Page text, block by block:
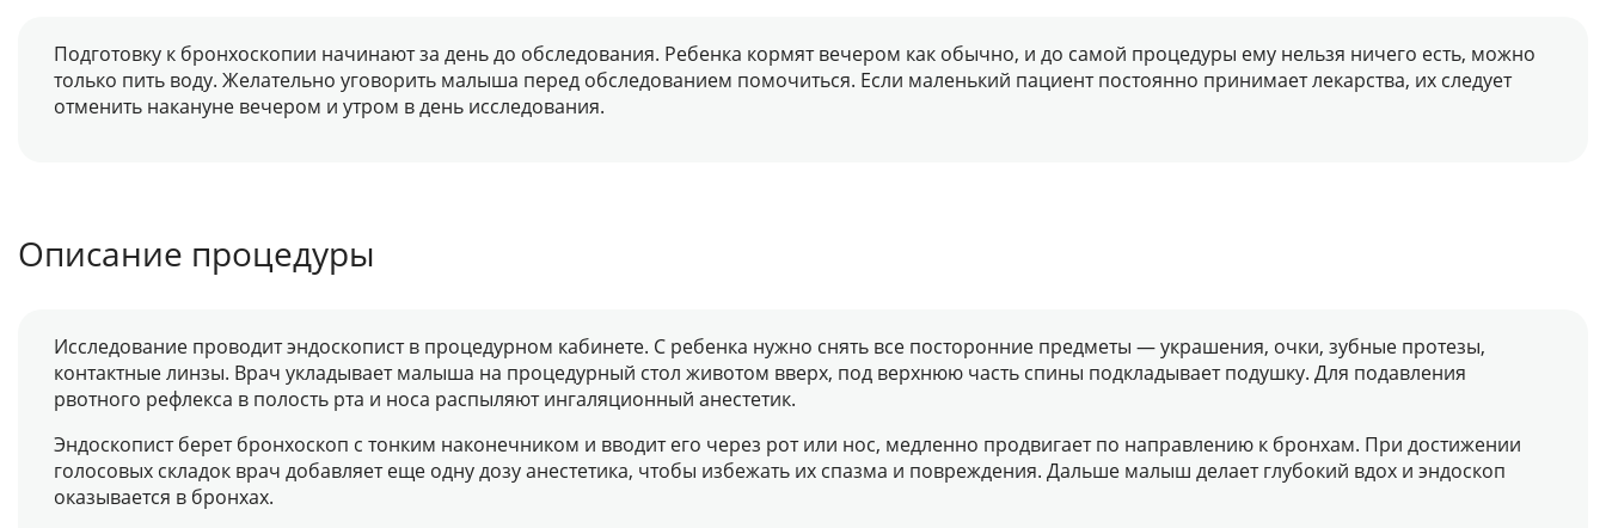
Подготовку к бронхоскопии начинают за день до обследования. Ребенка кормят вечером как обычно, и до самой процедуры ему нельзя ничего есть, можно
только пить воду. Желательно уговорить малыша перед обследованием помочиться. Если маленький пациент постоянно принимает лекарства, их следует
отменить накануне вечером и утром в день исследования.
Описание процедуры
Исследование проводит эндоскопист в процедурном кабинете. С ребенка нужно снять все посторонние предметы — украшения, очки, зубные протезы,
контактные линзы. Врач укладывает малыша на процедурный стол животом вверх, под верхнюю часть спины подкладывает подушку. Для подавления
рвотного рефлекса в полость рта и носа распыляют ингаляционный анестетик.
Эндоскопист берет бронхоскоп с тонким наконечником и вводит его через рот или нос, медленно продвигает по направлению к бронхам. При достижении
голосовых складок врач добавляет еще одну дозу анестетика, чтобы избежать их спазма и повреждения. Дальше малыш делает глубокий вдох и эндоскоп
оказывается в бронхах.